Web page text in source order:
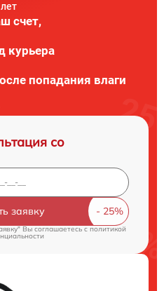
счет,
курьера
попадания влаги
со
заявку
Вы соглашаетесь cполитикой